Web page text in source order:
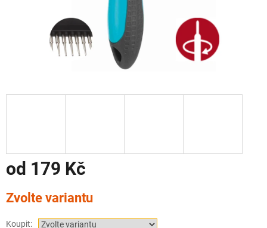
od 179 Kč
cena:
Zvolte variantu
Koupit: